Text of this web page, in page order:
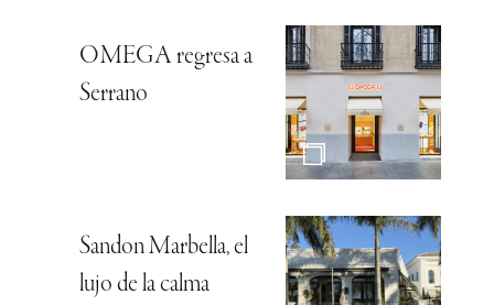
OMEGA regresa a
Serrano
Sandon Marbella, el
lujo de la calma